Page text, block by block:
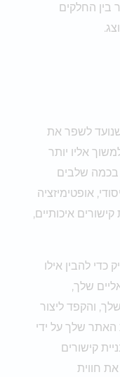
החלקים
לשפר את
יותר
שלבים
איכותיים,
אילו
שלך,
ליצור
שלך על ידי